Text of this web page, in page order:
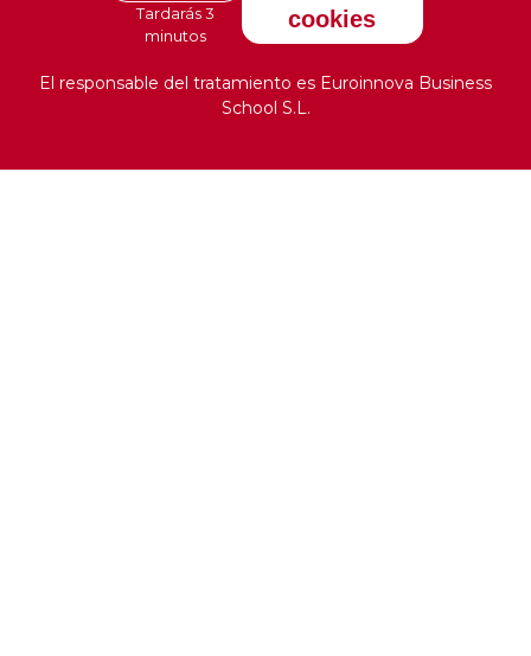
Tardarás 3
minutos
cookies
El responsable del tratamiento es Euroinnova Business
School S.L.